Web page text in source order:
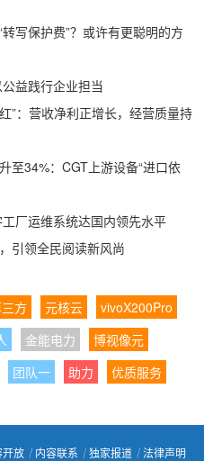
写保护费”？或许有更聪明的方
益践行企业担当
”：营收净利正增长，经营质量持
至34%：CGT上游设备“进口依
厂运维系统达国内领先水平
引领全民阅读新风尚
方 元核云
vivoX200Pro
金能电力
博视像元
团队一 助力
优质服务
开放 ┊ 内容联系 ┊ 独家报道 ┊ 法律声明